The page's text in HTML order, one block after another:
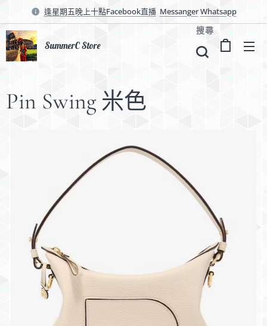
逢星期五晚上十點Facebook直播 MessangerWhatsapp
SummerC Store
搜尋
Pin Swing 米色